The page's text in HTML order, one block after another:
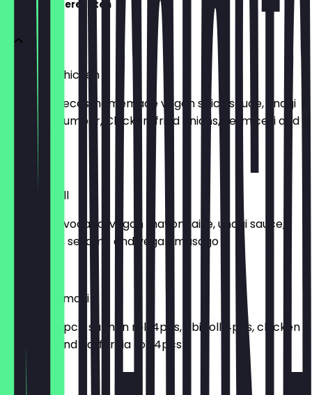
Populaire Gerechten
Crunchy Chicken
Chicken pieces, homemade vegan spicy sauce, unagi
sauce, cucumber, Chicken, fried onions, vermicelli and
sesame
€ 8,00
Dragon Roll
Fried Ebi, avocado, vegan mayonnaise, unagi sauce,
cucumber, sesame and vegan masago
5-way Urumaki
Tuna roll 4pcs, salmon roll 4pcs, ebi roll 4pcs, chicken
roll 4pcs and california roll 4pcs